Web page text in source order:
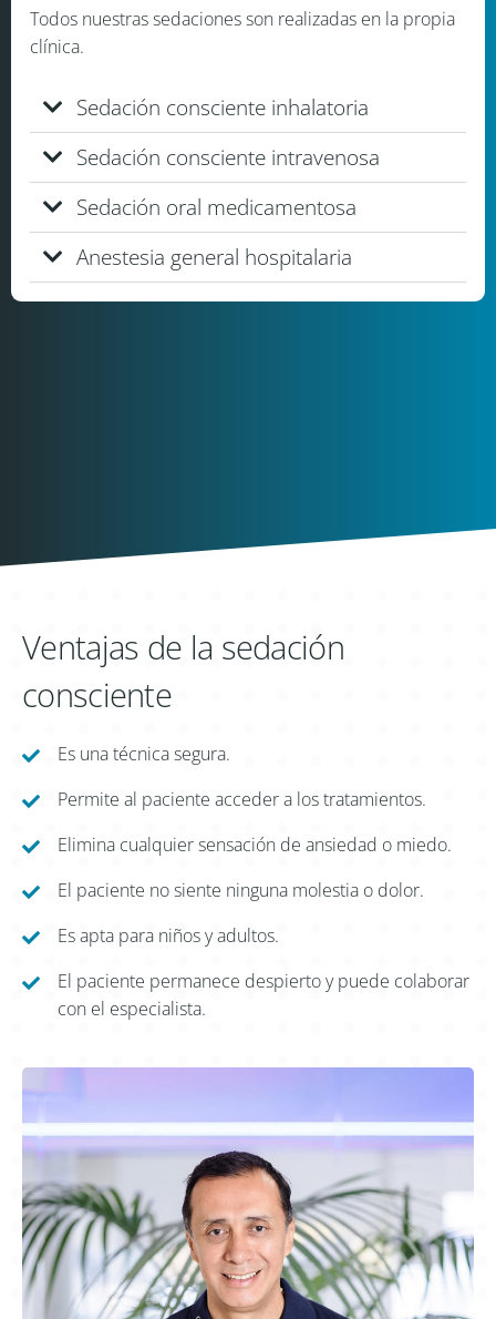
Todos nuestras sedaciones son realizadas en la propia
clínica.
Sedación consciente inhalatoria
Sedación consciente intravenosa
Sedación oral medicamentosa
Anestesia general hospitalaria
Ventajas de la sedación
consciente
Es una técnica segura.
Permite al paciente acceder a los tratamientos.
Elimina cualquier sensación de ansiedad o miedo.
El paciente no siente ninguna molestia o dolor.
Es apta para niños y adultos.
El paciente permanece despierto y puede colaborar
con el especialista.